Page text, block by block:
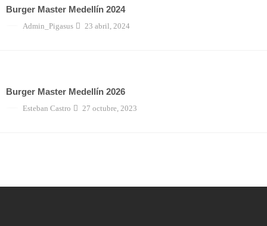
Burger Master Medellín 2024
Admin_Pigasus 23 abril, 2024
Burger Master Medellín 2026
Esteban Castro 27 octubre, 2023